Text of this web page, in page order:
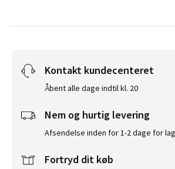
Kontakt kundecenteret
Åbent alle dage indtil kl. 20
Nem og hurtig levering
Afsendelse inden for 1-2 dage for
Fortryd dit køb